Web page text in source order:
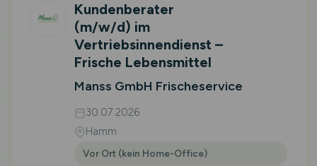
Kundenberater
(m/w/d) im
Vertriebsinnendienst –
Frische Lebensmittel
Manss GmbH Frischeservice
30.07.2026
Hamm
Vor Ort (kein Home-Office)